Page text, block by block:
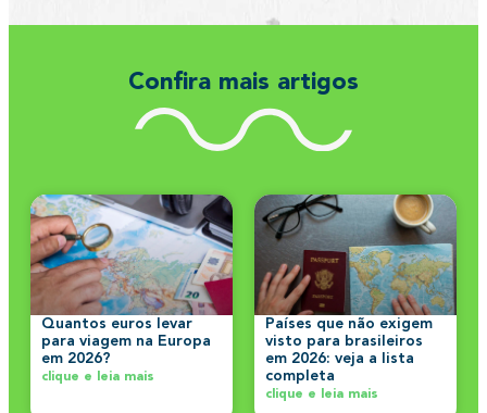
Confira mais artigos
Quantos euros levar
para viagem na Europa
em 2026?
clique e leia mais
Países que não exigem
visto para brasileiros
em 2026: veja a lista
completa
clique e leia mais